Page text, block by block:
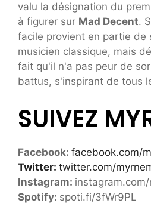
valu la désignation du
à figurer sur Mad Decent.
facile provient en partie de
musicien classique, mais
fait qu'il n'a pas peur de
battus, s'inspirant de tous
SUIVEZ
Facebook: facebook.com/
Twitter: twitter.com/
Instagram:
Spotify: spoti.fi/3fWr9PL